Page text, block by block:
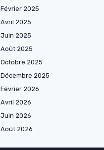
Février 2025
Avril 2025
Juin 2025
Août 2025
Octobre 2025
Décembre 2025
Février 2026
Avril 2026
Juin 2026
Août 2026